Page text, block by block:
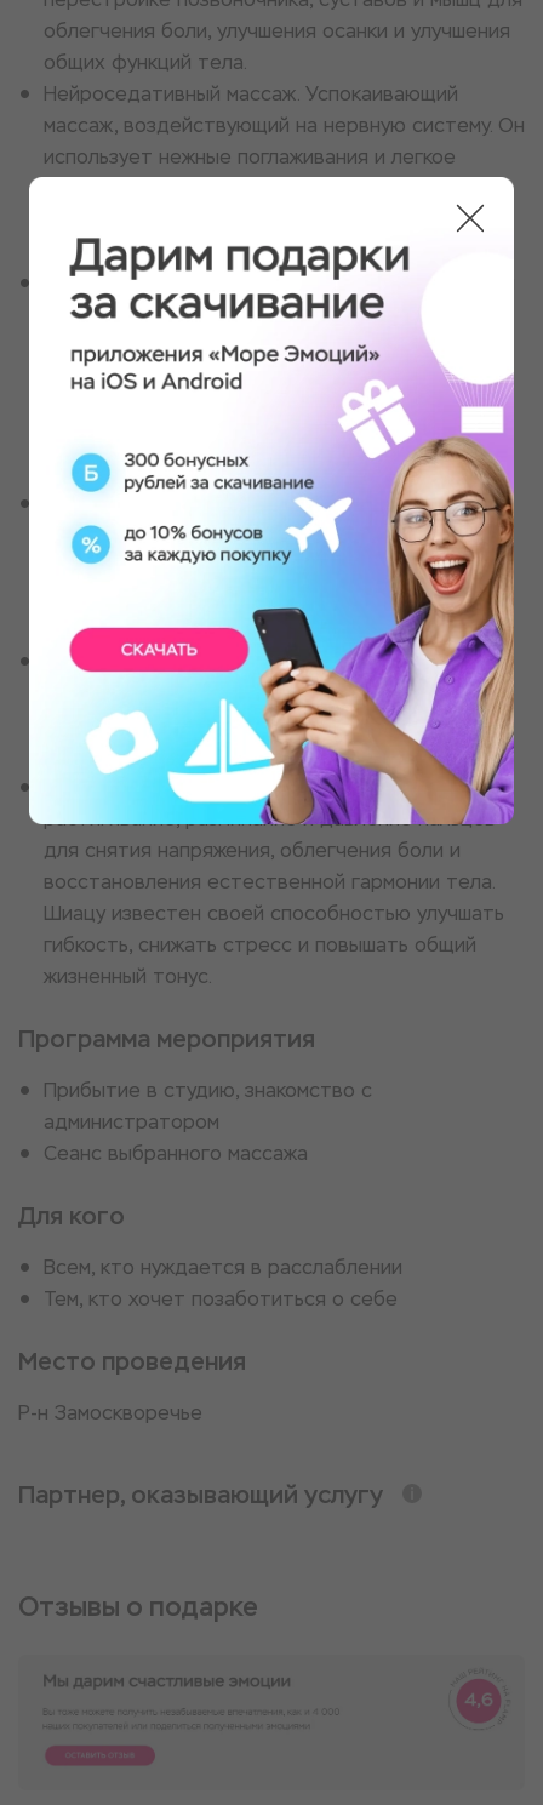
облегчения боли, улучшения осанки и улучшения
общих функций тела.
Нейроседативный массаж. Успокаивающий
массаж, воздействующий на нервную систему. Он
использует нежные поглаживания и легкое
нервной системы, способствуя расслаблению и
уменьшению беспокойства.
Стоун-терапия. Уникальный массаж, включающий
использование нагретых или охлажденных
камней для улучшения релаксации и исцеления.
Гладкие камни кладут на определенные точки
тела и используют для массажа мышц,
способствуя глубокому расслаблению и
улучшению кровообращения.
Индийский массаж. Он сочетает в себе
различные методы, в том числе глубокие ткани,
растяжку и балансировку энергии, чтобы
способствовать гармонии и равновесию внутри
тела.
Лимфодренажный массаж. Нежный и ритмичный
массаж, который стимулирует лимфатическую
систему, помогает выводить токсины и
укрепляет иммунную систему.
Японкий шиатсу. Он сочетает в себе
растягивание, разминание и давление пальцев
для снятия напряжения, облегчения боли и
восстановления естественной гармонии тела.
Шиацу известен своей способностью улучшать
гибкость, снижать стресс и повышать общий
жизненный тонус.
Программа мероприятия
Прибытие в студию, знакомство с
администратором
Сеанс выбранного массажа
Для кого
Всем, кто нуждается в расслаблении
Тем, кто хочет позаботиться о себе
Место проведения
Р-н Замоскворечье
Партнер, оказывающий услугу
Отзывы о подарке